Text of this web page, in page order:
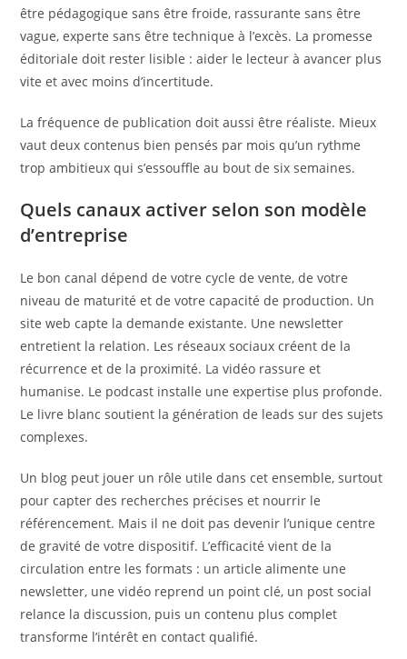
être pédagogique sans être froide, rassurante sans être
vague, experte sans être technique à l’excès. La promesse
éditoriale doit rester lisible : aider le lecteur à avancer plus
vite et avec moins d’incertitude.
La fréquence de publication doit aussi être réaliste. Mieux
vaut deux contenus bien pensés par mois qu’un rythme
trop ambitieux qui s’essouffle au bout de six semaines.
Quels canaux activer selon son modèle
d’entreprise
Le bon canal dépend de votre cycle de vente, de votre
niveau de maturité et de votre capacité de production. Un
site web capte la demande existante. Une newsletter
entretient la relation. Les réseaux sociaux créent de la
récurrence et de la proximité. La vidéo rassure et
humanise. Le podcast installe une expertise plus profonde.
Le livre blanc soutient la génération de leads sur des sujets
complexes.
Un blog peut jouer un rôle utile dans cet ensemble, surtout
pour capter des recherches précises et nourrir le
référencement. Mais il ne doit pas devenir l’unique centre
de gravité de votre dispositif. L’efficacité vient de la
circulation entre les formats : un article alimente une
newsletter, une vidéo reprend un point clé, un post social
relance la discussion, puis un contenu plus complet
transforme l’intérêt en contact qualifié.